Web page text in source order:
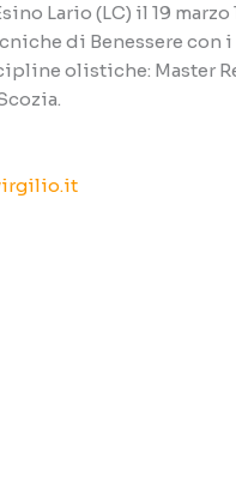
Lario (LC) il 19
di Benessere con
olistiche: Master